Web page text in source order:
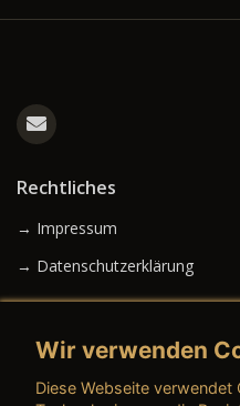
Rechtliches
→ Impressum
→ Datenschutzerklärung
Wir verwenden
Diese Webseite verwendet